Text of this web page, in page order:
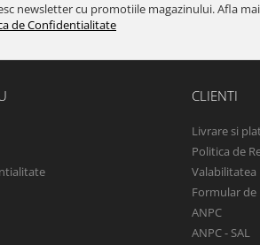
newsletter cu promotiile magazinului. Afla mai
de Confidentialitate
CLIENTI
Livrare si
Politica de
Formular de
ANPC
ANPC - SAL